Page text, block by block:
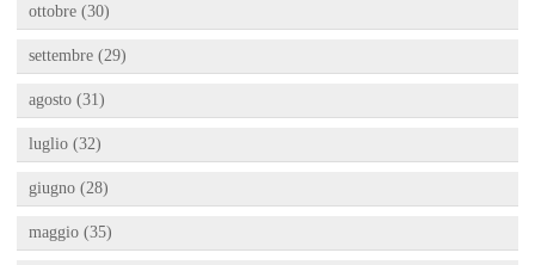
ottobre (30)
settembre (29)
agosto (31)
luglio (32)
giugno (28)
maggio (35)